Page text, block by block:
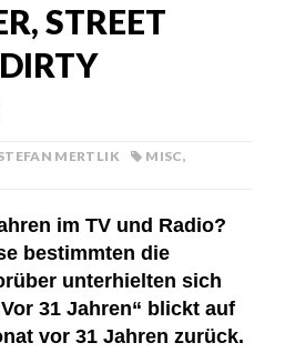
STREET
MERTLIK MISC,
im TV und Radio?
bestimmten die
unterhielten sich
31 Jahren“ blickt auf
vor 31 Jahren zurück.